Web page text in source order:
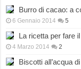
Burro di cacao: a
6 Gennaio 2014 5
La ricetta per fare
4 Marzo 2014 2
Biscotti all’acqua